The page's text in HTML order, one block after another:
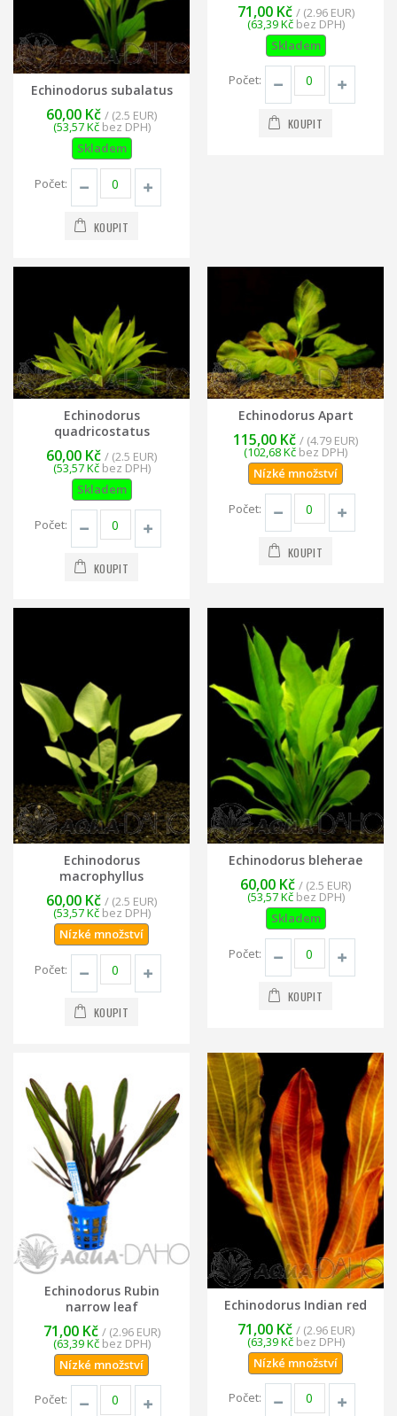
Echinodorus subalatus
60,00 Kč / (2.5 EUR)
(53,57 Kčbez DPH)
Skladem
Počet:
KOUPIT
71,00 Kč / (2.96 EUR)
(63,39 Kčbez DPH)
Skladem
Počet:
KOUPIT
Echinodorus
quadricostatus
60,00 Kč / (2.5 EUR)
(53,57 Kčbez DPH)
Skladem
Počet:
KOUPIT
Echinodorus Apart
115,00 Kč / (4.79 EUR)
(102,68 Kč bez DPH)
Nízké množství
Počet:
KOUPIT
Echinodorus
macrophyllus
60,00 Kč / (2.5 EUR)
(53,57 Kčbez DPH)
Nízké množství
Počet:
KOUPIT
Echinodorus bleherae
60,00 Kč / (2.5 EUR)
(53,57 Kčbez DPH)
Skladem
Počet:
KOUPIT
Echinodorus Rubin
narrow leaf
71,00 Kč / (2.96 EUR)
(63,39 Kčbez DPH)
Nízké množství
Počet:
Echinodorus Indian red
71,00 Kč / (2.96 EUR)
(63,39 Kčbez DPH)
Nízké množství
Počet: